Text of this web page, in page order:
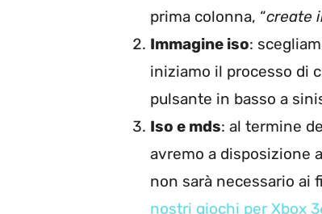
prima colonna, “create
Immagine iso:
iniziamo il processo di
pulsante in basso a
Iso e mds: al termine
avremo a disposizione
non sarà necessario ai
nostri giochi per Xbox